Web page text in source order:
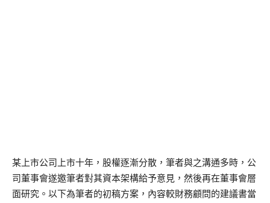
某上市公司上市十年，股權逐漸分散，筆者與之溝通多時，公
司董事會遂邀筆者對其資本架構給予意見，然後再在董事會層
面研究。以下為筆者的初稿方案，內容較財務顧問的建議書當